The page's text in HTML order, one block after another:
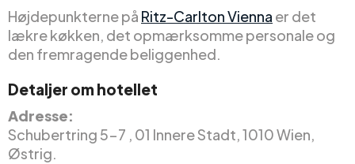
Højdepunkterne på Ritz-Carlton Vienna er det
lækre køkken, det opmærksomme personale og
den fremragende beliggenhed.
Detaljer om hotellet
Adresse:
Schubertring 5-7 , 01 Innere Stadt, 1010 Wien,
Østrig.